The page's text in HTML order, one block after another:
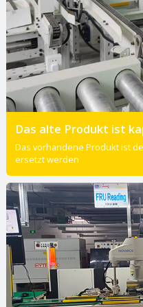
Das alte Produkt ist
Das vorhandene Produkt ist
ersetzt werden